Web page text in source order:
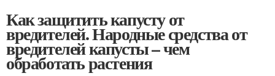
Как защитить капусту от
вредителей. Народные средства от
вредителей капусты – чем
обработать растения